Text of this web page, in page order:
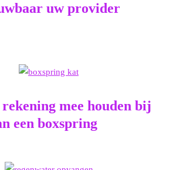
uw provider
mee houden bij
een boxspring